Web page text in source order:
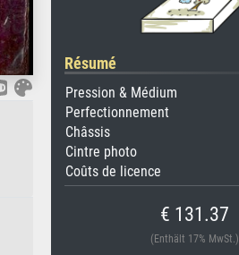
Résumé
Pression & Médium
Perfectionnement
Châssis
Cintre photo
Coûts de licence
€ 131.37
(Enthält 17% MwSt.)